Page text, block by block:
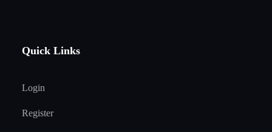
Quick Links
Login
Register